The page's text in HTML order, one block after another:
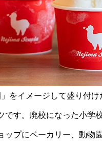
をイメージして盛り付
です。廃校になった小学
ップにベーカリー、動物